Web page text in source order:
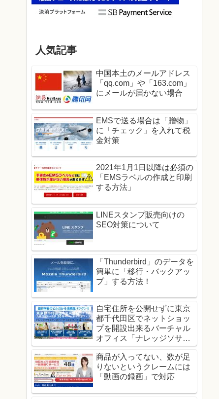
人気記事
中国本土のメールアドレス
「qq.com」や「163.com」
にメールが届かない場合
EMSで送る場合は「贈物」
に「チェック」を入れて税
金対策
2021年1月1日以降は必須の
「EMSラベルの作成と印刷
する方法」
LINEスタンプ販売向けの
SEO対策について
「Thunderbird」のデータを
簡単に「移行・バックアッ
プ」する方法！
自宅住所を公開せずに東京
都千代田区でネットショッ
プを開設出来るバーチャル
オフィス「ナレッジソサエ
ティ」！
商品が入ってない、数が足
りないというクレームには
「動画の録画」で対応